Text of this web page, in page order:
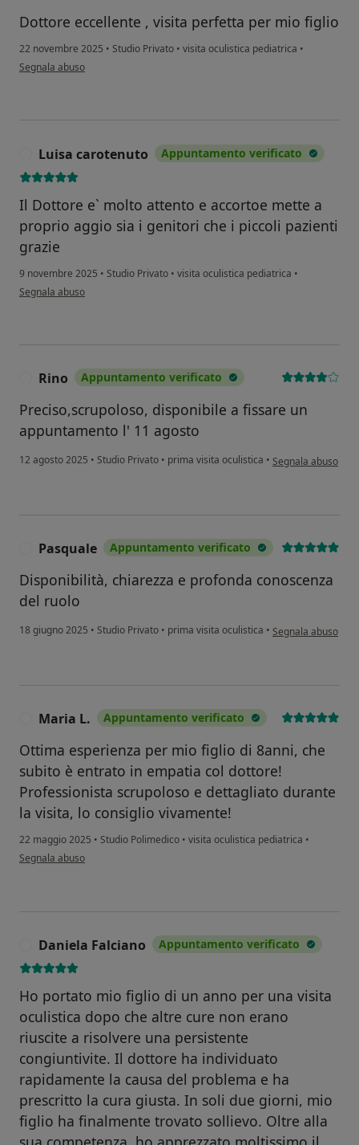
Dottore eccellente , visita perfetta per mio figlio
22 novembre 2025 • Studio Privato • visita oculistica pediatrica •
secondo l'opinione dell'utente Aa
Segnala abuso
Luisa carotenuto Appuntamento verificato
Il Dottore e` molto attento e accortoe mette a
proprio aggio sia i genitori che i piccoli pazienti
grazie
9 novembre 2025 • Studio Privato • visita oculistica pediatrica •
secondo l'opinione dell'utente Luisa carotenuto
Segnala abuso
Rino Appuntamento verificato
Preciso,scrupoloso, disponibile a fissare un
appuntamento l' 11 agosto
12 agosto 2025 • Studio Privato • prima visita oculistica • secondo l'opinione
Segnala abuso
Pasquale Appuntamento verificato
Disponibilità, chiarezza e profonda conoscenza
del ruolo
18 giugno 2025 • Studio Privato • prima visita oculistica • secondo
Segnala abuso
Maria L. Appuntamento verificato
Ottima esperienza per mio figlio di 8anni, che
subito è entrato in empatia col dottore!
Professionista scrupoloso e dettagliato durante
la visita, lo consiglio vivamente!
22 maggio 2025 • Studio Polimedico • visita oculistica pediatrica •
secondo l'opinione dell'utente Maria L.
Segnala abuso
Daniela Falciano Appuntamento verificato
Ho portato mio figlio di un anno per una visita
oculistica dopo che altre cure non erano
riuscite a risolvere una persistente
congiuntivite. Il dottore ha individuato
rapidamente la causa del problema e ha
prescritto la cura giusta. In soli due giorni, mio
figlio ha finalmente trovato sollievo. Oltre alla